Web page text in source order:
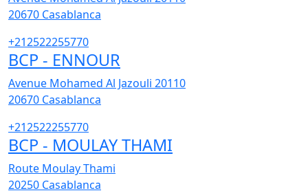
20670 Casablanca
+212522255770
BCP - ENNOUR
Avenue Mohamed Al Jazouli 20110
20670 Casablanca
+212522255770
BCP - MOULAY THAMI
Route Moulay Thami
20250 Casablanca